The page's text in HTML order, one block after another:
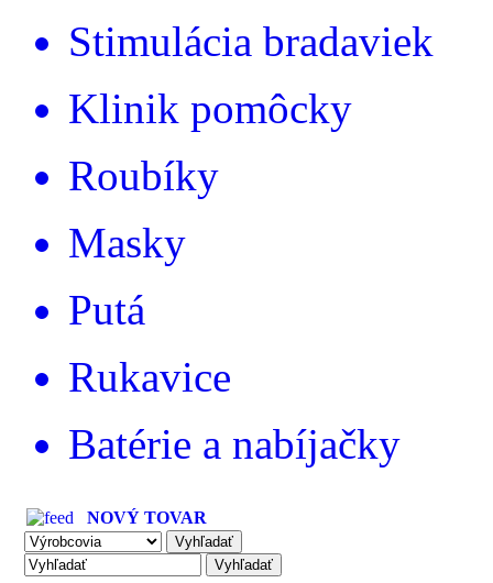
Stimulácia bradaviek
Klinik pomôcky
Roubíky
Masky
Putá
Rukavice
Batérie a nabíjačky
NOVÝ TOVAR